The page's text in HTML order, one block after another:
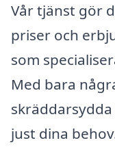
Vår tjänst gör
priser och
som
Med bara
just dina